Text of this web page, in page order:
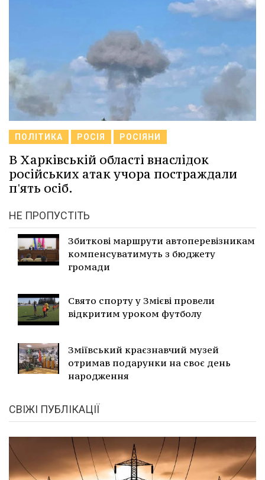
ПОЛІТИКА РОСІЯ РОСІЯНИ
В Харківській області внаслідок
російських атак учора постраждали
п'ять осіб.
НЕ ПРОПУСТІТЬ
Збиткові маршрути автоперевізникам
компенсуватимуть з бюджету
громади
Свято спорту у Змієві провели
відкритим уроком футболу
Зміївський краєзнавчий музей
отримав подарунки на своє день
народження
СВІЖІ ПУБЛІКАЦІЇ